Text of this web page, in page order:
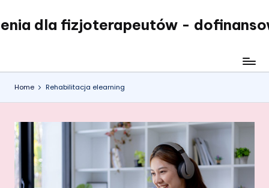
Skip
dla fizjoterapeutów -
Home Rehabilitacja elearning